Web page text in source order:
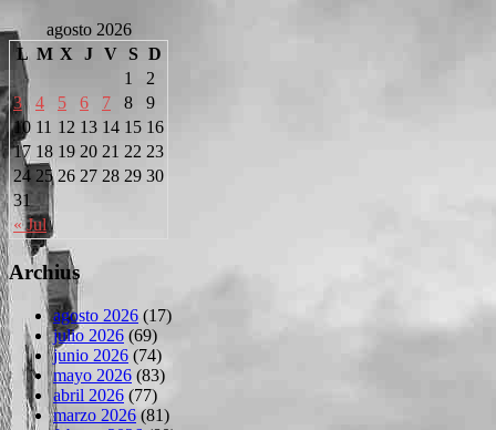
agosto 2026
L M X J V S D
« Jul
1
2
3
4 5 6 7 8
9
10 11 12 13 14 15 16
17 18 19 20 21 22 23
24 25 26 27 28 29 30
31
Archius
agosto 2026 (17)
julio 2026 (69)
junio 2026 (74)
mayo 2026 (83)
abril 2026 (77)
marzo 2026 (81)